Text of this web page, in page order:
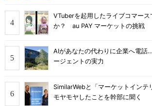
VTuberを起用したライブコマー
か？ au PAY マーケットの挑戦
AIがあなたの代わりに企業へ電
ージェントの実力
SimilarWebと「マーケットインテ
モヤモヤしたことを幹部に聞く